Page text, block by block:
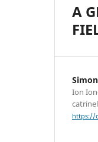
A
Ion
https://